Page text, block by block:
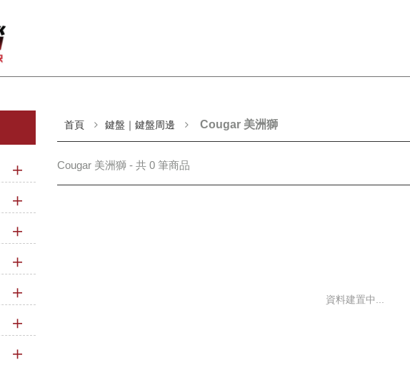
首頁 鍵盤｜鍵盤周邊 Cougar 美洲獅
Cougar 美洲獅 - 共 0 筆商品
資料建置中...